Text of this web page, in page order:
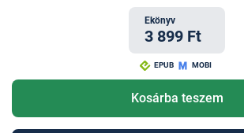
Ekönyv
3 899 Ft
EPUB MOBI
Kosárba teszem